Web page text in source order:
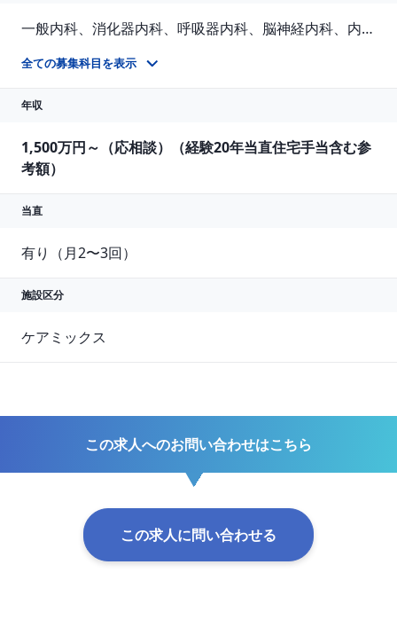
一般内科、消化器内科、呼吸器内科、脳神経内科、内分泌内科、老人内科、一般外科、消化器外科、整形外科、その他
全ての募集科目を表示
年収
1,500万円～（応相談）（経験20年当直住宅手当含む参
考額）
当直
有り（月2〜3回）
施設区分
ケアミックス
この求人へのお問い合わせはこちら
この求人に問い合わせる